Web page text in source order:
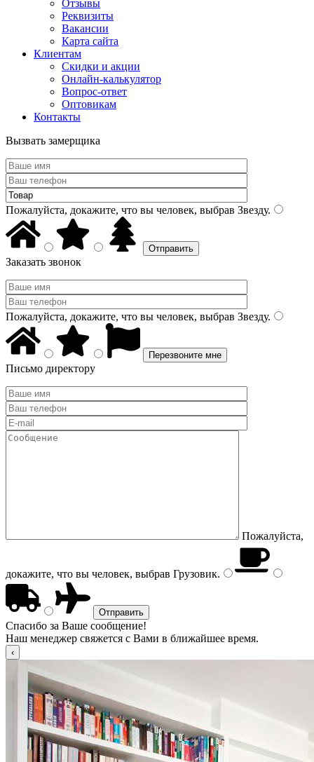
Отзывы
Реквизиты
Вакансии
Карта сайта
Клиентам
Скидки и акции
Онлайн-калькулятор
Вопрос-ответ
Оптовикам
Контакты
Вызвать замерщика
Пожалуйста, докажите, что вы человек, выбрав Звезду.
Заказать звонок
Пожалуйста, докажите, что вы человек, выбрав Звезду.
Письмо директору
Пожалуйста,
докажите, что вы человек, выбрав Грузовик.
Спасибо за Ваше сообщение!
Наш менеджер свяжется с Вами в ближайшее время.